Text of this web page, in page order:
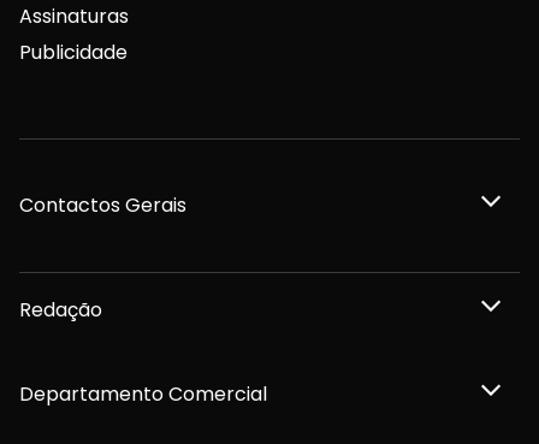
Assinaturas
Publicidade
Contactos Gerais
Redação
Departamento Comercial